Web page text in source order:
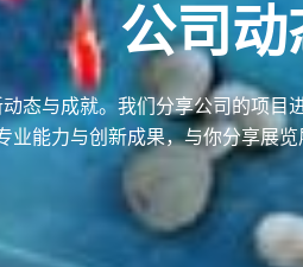
公司动
态与成就。我们分享公司的项
业能力与创新成果，与你分享展览